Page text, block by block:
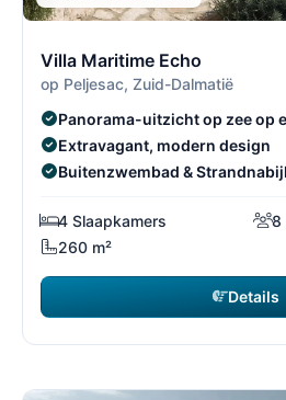
Villa Maritime Echo
op Peljesac, Zuid-Dalmatië
Panorama-uitzicht op zee op
Extravagant, modern design
Buitenzwembad &
4 Slaapkamers
8
260 m²
Details